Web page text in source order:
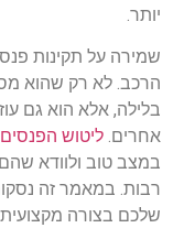
יותר.
שמירה על תקינות
הרכב. לא רק שהוא
בלילה, אלא הוא גם
אחרים. ליטוש הפנסים
במצב טוב ולוודא
רבות. במאמר זה
שלכם בצורה